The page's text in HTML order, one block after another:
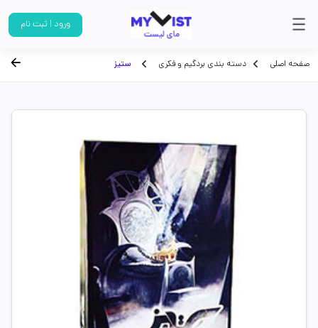
ورود | ثبت نام
صفحه اصلی دسته بندی بردگیم و فکری ستیز